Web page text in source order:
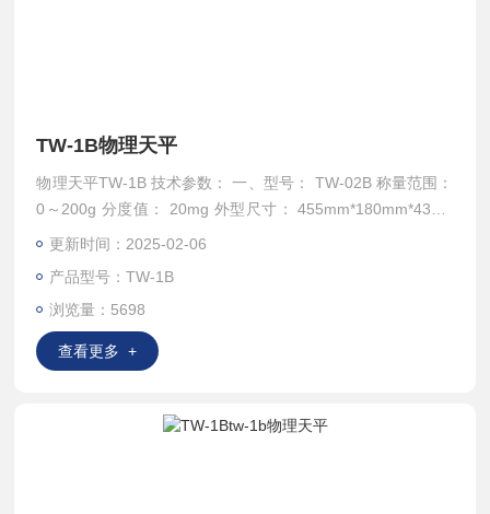
TW-1B物理天平
物理天平TW-1B 技术参数： 一、型号： TW-02B 称量范围：
0～200g 分度值： 20mg 外型尺寸： 455mm*180mm*435m
m 净重： 6.5kg 二、型号：TW-05B 称量范围： 0～500g 分
5kg 三、型号： TW-1B 称量范围： 0～1000g 分度值：100m
g 外型尺
更新时间：2025-02-06
产品型号：TW-1B
浏览量：5698
查看更多 +